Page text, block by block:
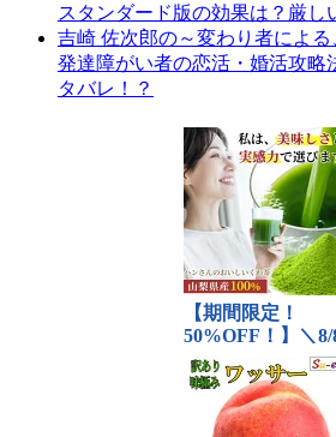
スタンダード版の効果は？厳し
吉崎 佐次郎の～変わり者によ
発達障がい者の恋活・婚活攻
タバレ！？